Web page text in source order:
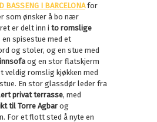
BASSENG I BARCELONAfor
som ønsker å bo nær
er delt inn i to romslige
en spisestue med et
og stoler, og en stue med
og en stor flatskjerm
veldig romslig kjøkken med
En stor glassdør leder fra
privat terrasse, med
til Torre Agbar og
For et flott sted å nyte en